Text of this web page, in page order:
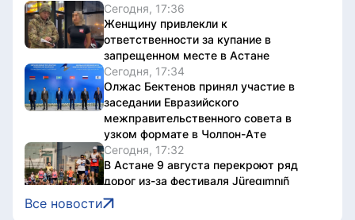
Сегодня, 17:36
Женщину привлекли к
ответственности за купание в
запрещенном месте в Астане
Сегодня, 17:34
Олжас Бектенов принял участие в
заседании Евразийского
межправительственного совета в
узком формате в Чолпон-Ате
Сегодня, 17:32
В Астане 9 августа перекроют ряд
дорог из-за фестиваля Jüregımnıñ
Jenımpazy
Сегодня, 17:25
Все новости